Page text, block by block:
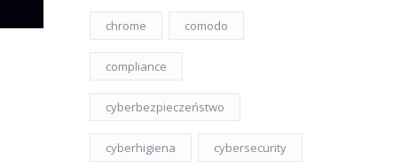
chrome comodo
compliance
cyberbezpieczeństwo
cyberhigiena cybersecurity